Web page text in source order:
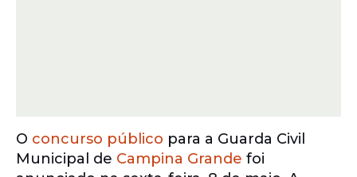
O concurso público para a Guarda Civil
Municipal de Campina Grande foi